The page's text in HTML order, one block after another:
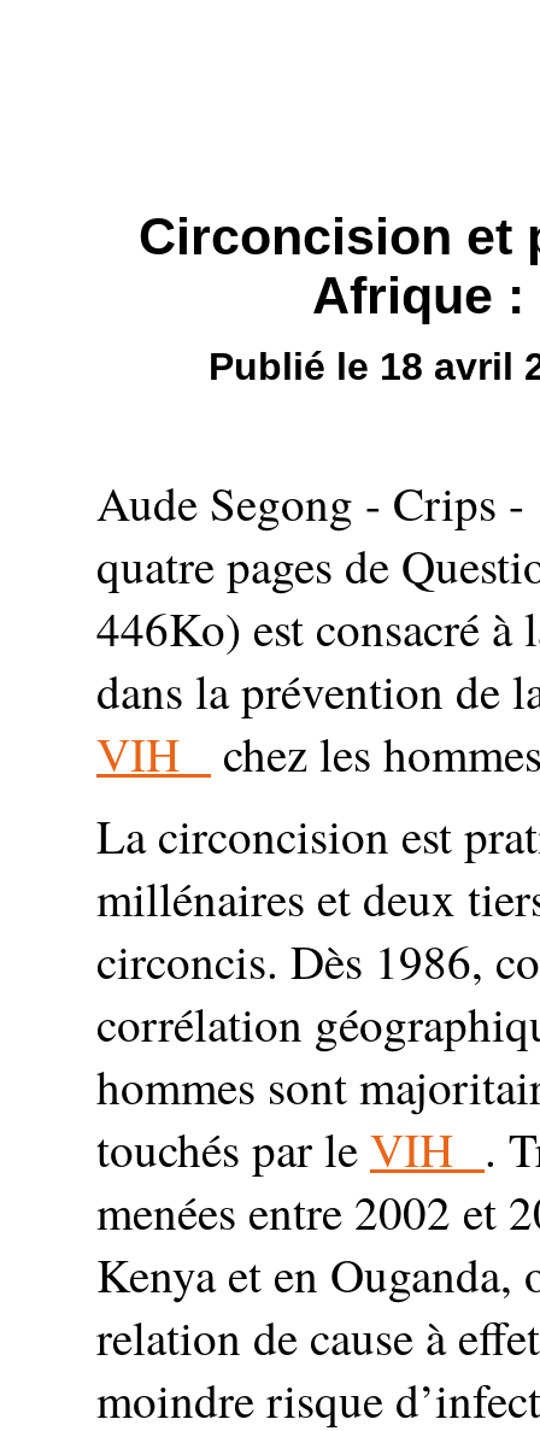
Circoncision et
Afrique :
Publié le 18 avril
Aude Segong - Crips
quatre pages de
446Ko) est consacré à
dans la prévention de
VIH
chez les
La circoncision est
millénaires et deux
circoncis. Dès 1986,
corrélation
hommes sont
touchés par leVIH .
menées entre 2002 et
Kenya et en Ouganda,
relation de cause à
moindre risque